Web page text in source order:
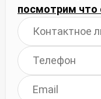
посмотрим